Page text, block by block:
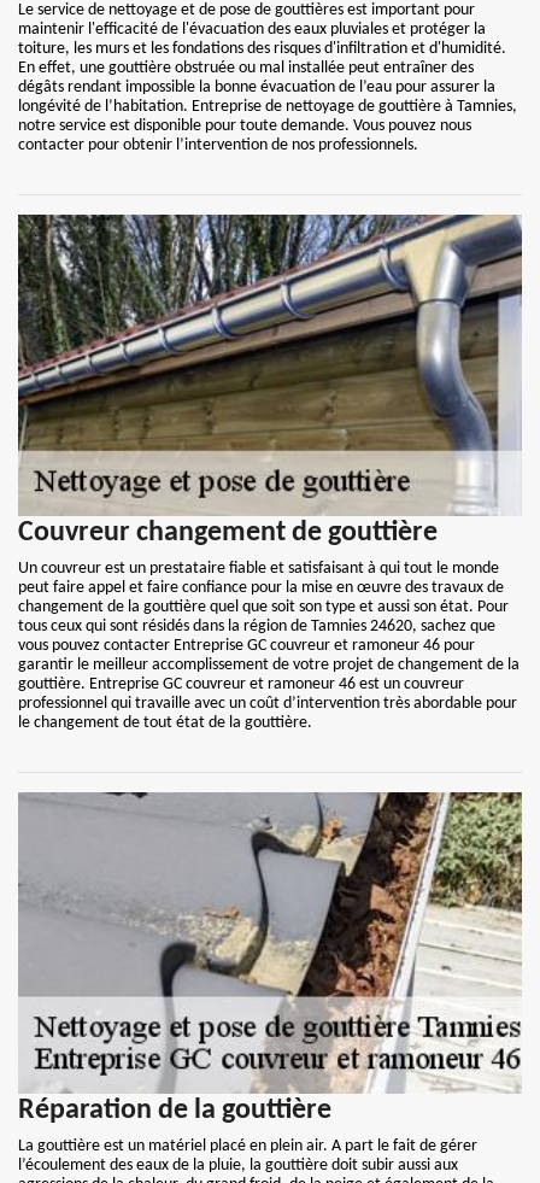
Le service de nettoyage et de pose de gouttières est important pour
maintenir l'efficacité de l'évacuation des eaux pluviales et protéger la
toiture, les murs et les fondations des risques d'infiltration et d'humidité.
En effet, une gouttière obstruée ou mal installée peut entraîner des
dégâts rendant impossible la bonne évacuation de l’eau pour assurer la
longévité de l’habitation. Entreprise de nettoyage de gouttière à Tamnies,
notre service est disponible pour toute demande. Vous pouvez nous
contacter pour obtenir l’intervention de nos professionnels.
Couvreur changement de gouttière
Un couvreur est un prestataire fiable et satisfaisant à qui tout le monde
peut faire appel et faire confiance pour la mise en œuvre des travaux de
changement de la gouttière quel que soit son type et aussi son état. Pour
tous ceux qui sont résidés dans la région de Tamnies 24620, sachez que
vous pouvez contacter Entreprise GC couvreur et ramoneur 46 pour
garantir le meilleur accomplissement de votre projet de changement de la
gouttière. Entreprise GC couvreur et ramoneur 46 est un couvreur
professionnel qui travaille avec un coût d’intervention très abordable pour
le changement de tout état de la gouttière.
Réparation de la gouttière
La gouttière est un matériel placé en plein air. A part le fait de gérer
l’écoulement des eaux de la pluie, la gouttière doit subir aussi aux